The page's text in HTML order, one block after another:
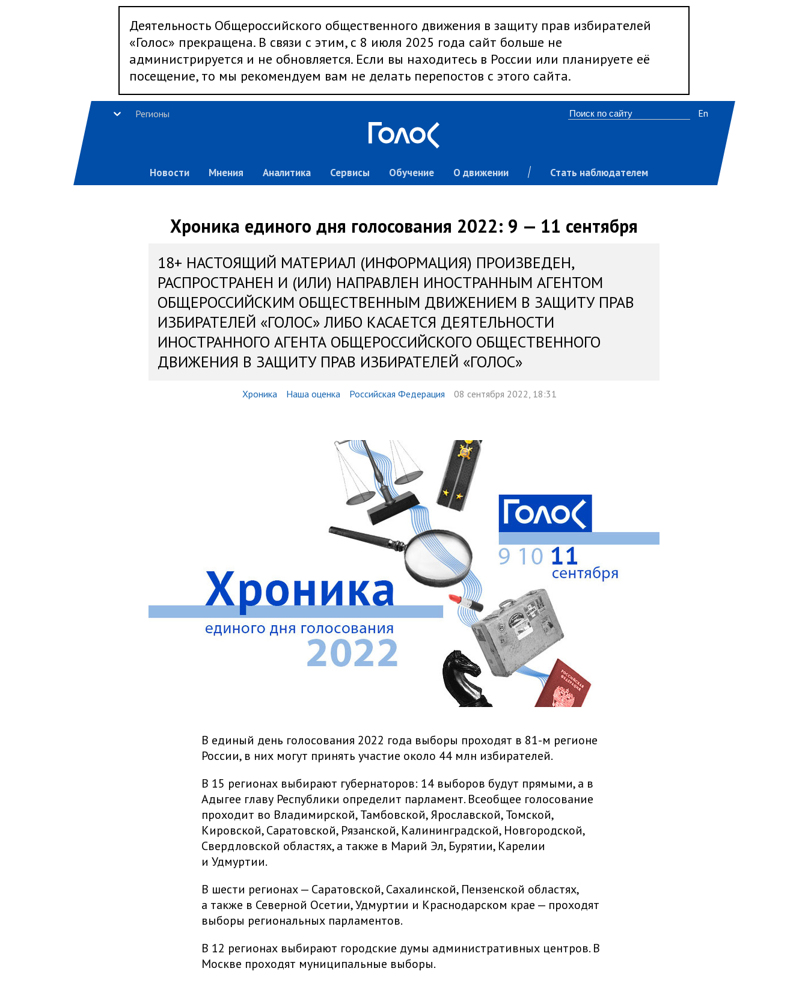
Деятельность Общероссийского общественного движения в защиту прав избирателей
«Голос» прекращена. В связи с этим, с 8 июля 2025 года сайт больше не
администрируется и не обновляется. Если вы находитесь в России или планируете её
посещение, то мы рекомендуем вам не делать перепостов с этого сайта.
Регионы
Новости Мнения Аналитика Сервисы Обучение О движении Стать наблюдателем
En
Хроника единого дня голосования 2022: 9 — 11 сентября
18+ НАСТОЯЩИЙ МАТЕРИАЛ (ИНФОРМАЦИЯ) ПРОИЗВЕДЕН,
РАСПРОСТРАНЕН И (ИЛИ) НАПРАВЛЕН ИНОСТРАННЫМ АГЕНТОМ
ОБЩЕРОССИЙСКИМ ОБЩЕСТВЕННЫМ ДВИЖЕНИЕМ В ЗАЩИТУ ПРАВ
ИЗБИРАТЕЛЕЙ «ГОЛОС» ЛИБО КАСАЕТСЯ ДЕЯТЕЛЬНОСТИ
ИНОСТРАННОГО АГЕНТА ОБЩЕРОССИЙСКОГО ОБЩЕСТВЕННОГО
ДВИЖЕНИЯ В ЗАЩИТУ ПРАВ ИЗБИРАТЕЛЕЙ «ГОЛОС»
Хроника Наша оценка Российская Федерация 08 сентября 2022, 18:31
В единый день голосования 2022 года выборы проходят в 81-м регионе
России, в них могут принять участие около 44 млн избирателей.
В 15 регионах выбирают губернаторов: 14 выборов будут прямыми, а в
Адыгее главу Республики определит парламент. Всеобщее голосование
проходит во Владимирской, Тамбовской, Ярославской, Томской,
Кировской, Саратовской, Рязанской, Калининградской, Новгородской,
Свердловской областях, а также в Марий Эл, Бурятии, Карелии
и Удмуртии.
В шести регионах — Саратовской, Сахалинской, Пензенской областях,
а также в Северной Осетии, Удмуртии и Краснодарском крае — проходят
выборы региональных парламентов.
В 12 регионах выбирают городские думы административных центров. В
Москве проходят муниципальные выборы.